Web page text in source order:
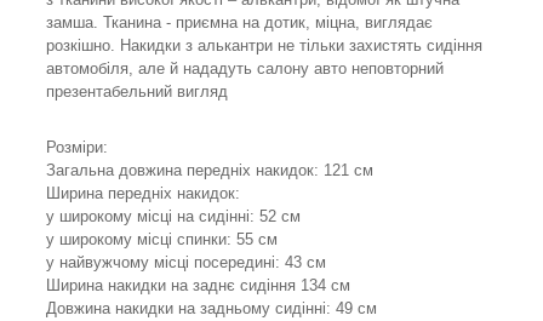
замша. Тканина - приємна на дотик, міцна, виглядає
розкішно. Накидки з алькантри не тільки захистять сидіння
автомобіля, але й нададуть салону авто неповторний
презентабельний вигляд
Розміри:
Загальна довжина передніх накидок: 121 см
Ширина передніх накидок:
у широкому місці на сидінні: 52 см
у широкому місці спинки: 55 см
у найвужчому місці посередині: 43 см
Ширина накидки на заднє сидіння 134 см
Довжина накидки на задньому сидінні: 49 см